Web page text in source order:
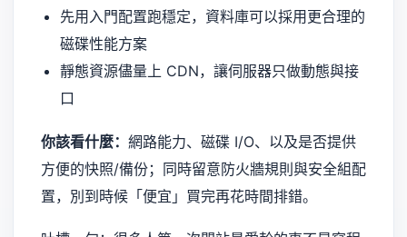
先用入門配置跑穩定，資料庫可以採用更合理的
磁碟性能方案
靜態資源儘量上 CDN，讓伺服器只做動態與接
口
你該看什麼： 網路能力、磁碟 I/O、以及是否提供
方便的快照/備份；同時留意防火牆規則與安全組配
置，別到時候「便宜」買完再花時間排錯。